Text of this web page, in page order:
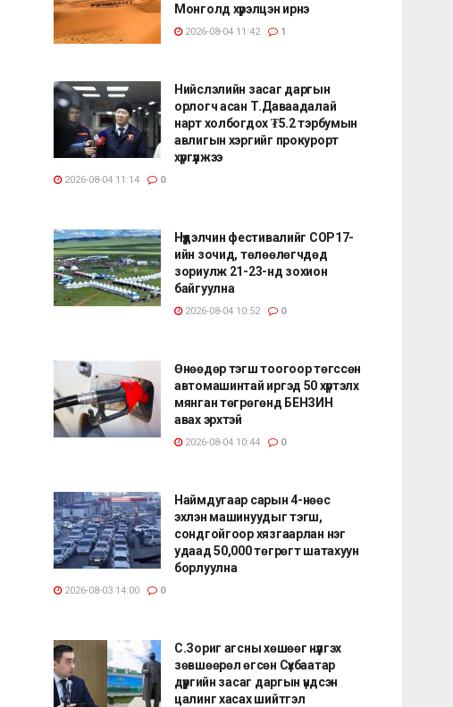
Монголд хүрэлцэн ирнэ
2026-08-04 11:42 1
Нийслэлийн засаг даргын
орлогч асан Т.Даваадалай
нарт холбогдох ₮5.2 тэрбумын
авлигын хэргийг прокурорт
хүргүүлжээ
2026-08-04 11:14 0
Нүүдэлчин фестивалийг COP17-
ийн зочид, төлөөлөгчдөд
зориулж 21-23-нд зохион
байгуулна
2026-08-04 10:52 0
Өнөөдөр тэгш тоогоор төгссөн
автомашинтай иргэд 50 хүртэлх
мянган төгрөгөнд БЕНЗИН
авах эрхтэй
2026-08-04 10:44 0
Наймдугаар сарын 4-нөөс
эхлэн машинуудыг тэгш,
сондгойгоор хязгаарлан нэг
удаад 50,000 төгрөгт шатахуун
борлуулна
2026-08-03 14:00 0
С.Зориг агсны хөшөөг нүүлгэх
зөвшөөрөл өгсөн Сүхбаатар
дүүргийн засаг даргын үндсэн
цалинг хасах шийтгэл